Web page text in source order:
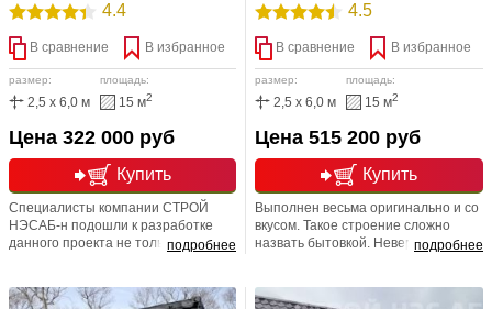
4.4
В сравнение В избранное
размер:
2,5 x 6,0 м
площадь:
15 м2
Купить
Цена 322 000 руб
подробнее
Специалисты компании СТРОЙ
НЭСАБ-н подошли к разработке
данного проекта не только с умом,
смастерили уютный и симпатичный
4.5
В сравнение В избранное
размер:
2,5 x 6,0 м
площадь:
15 м2
Купить
Цена 515 200 руб
подробнее
Выполнен весьма оригинально и со
вкусом. Такое строение сложно
назвать бытовкой. Невероятно
изделию своеобразную красоту,